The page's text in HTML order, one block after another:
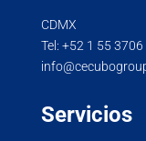
CDMX
Tel: +52 1 55 3706
Servicios